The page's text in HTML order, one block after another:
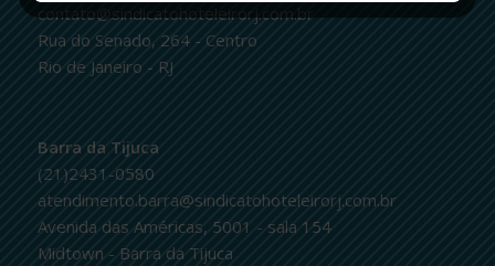
contato@sindicatohoteleirorj.com.br
Rua do Senado, 264 - Centro
Rio de Janeiro - RJ
Barra da Tijuca
(21)2431-0580
atendimento.barra@sindicatohoteleirorj.com.br
Avenida das Américas, 5001 - sala 154
Midtown - Barra da Tijuca